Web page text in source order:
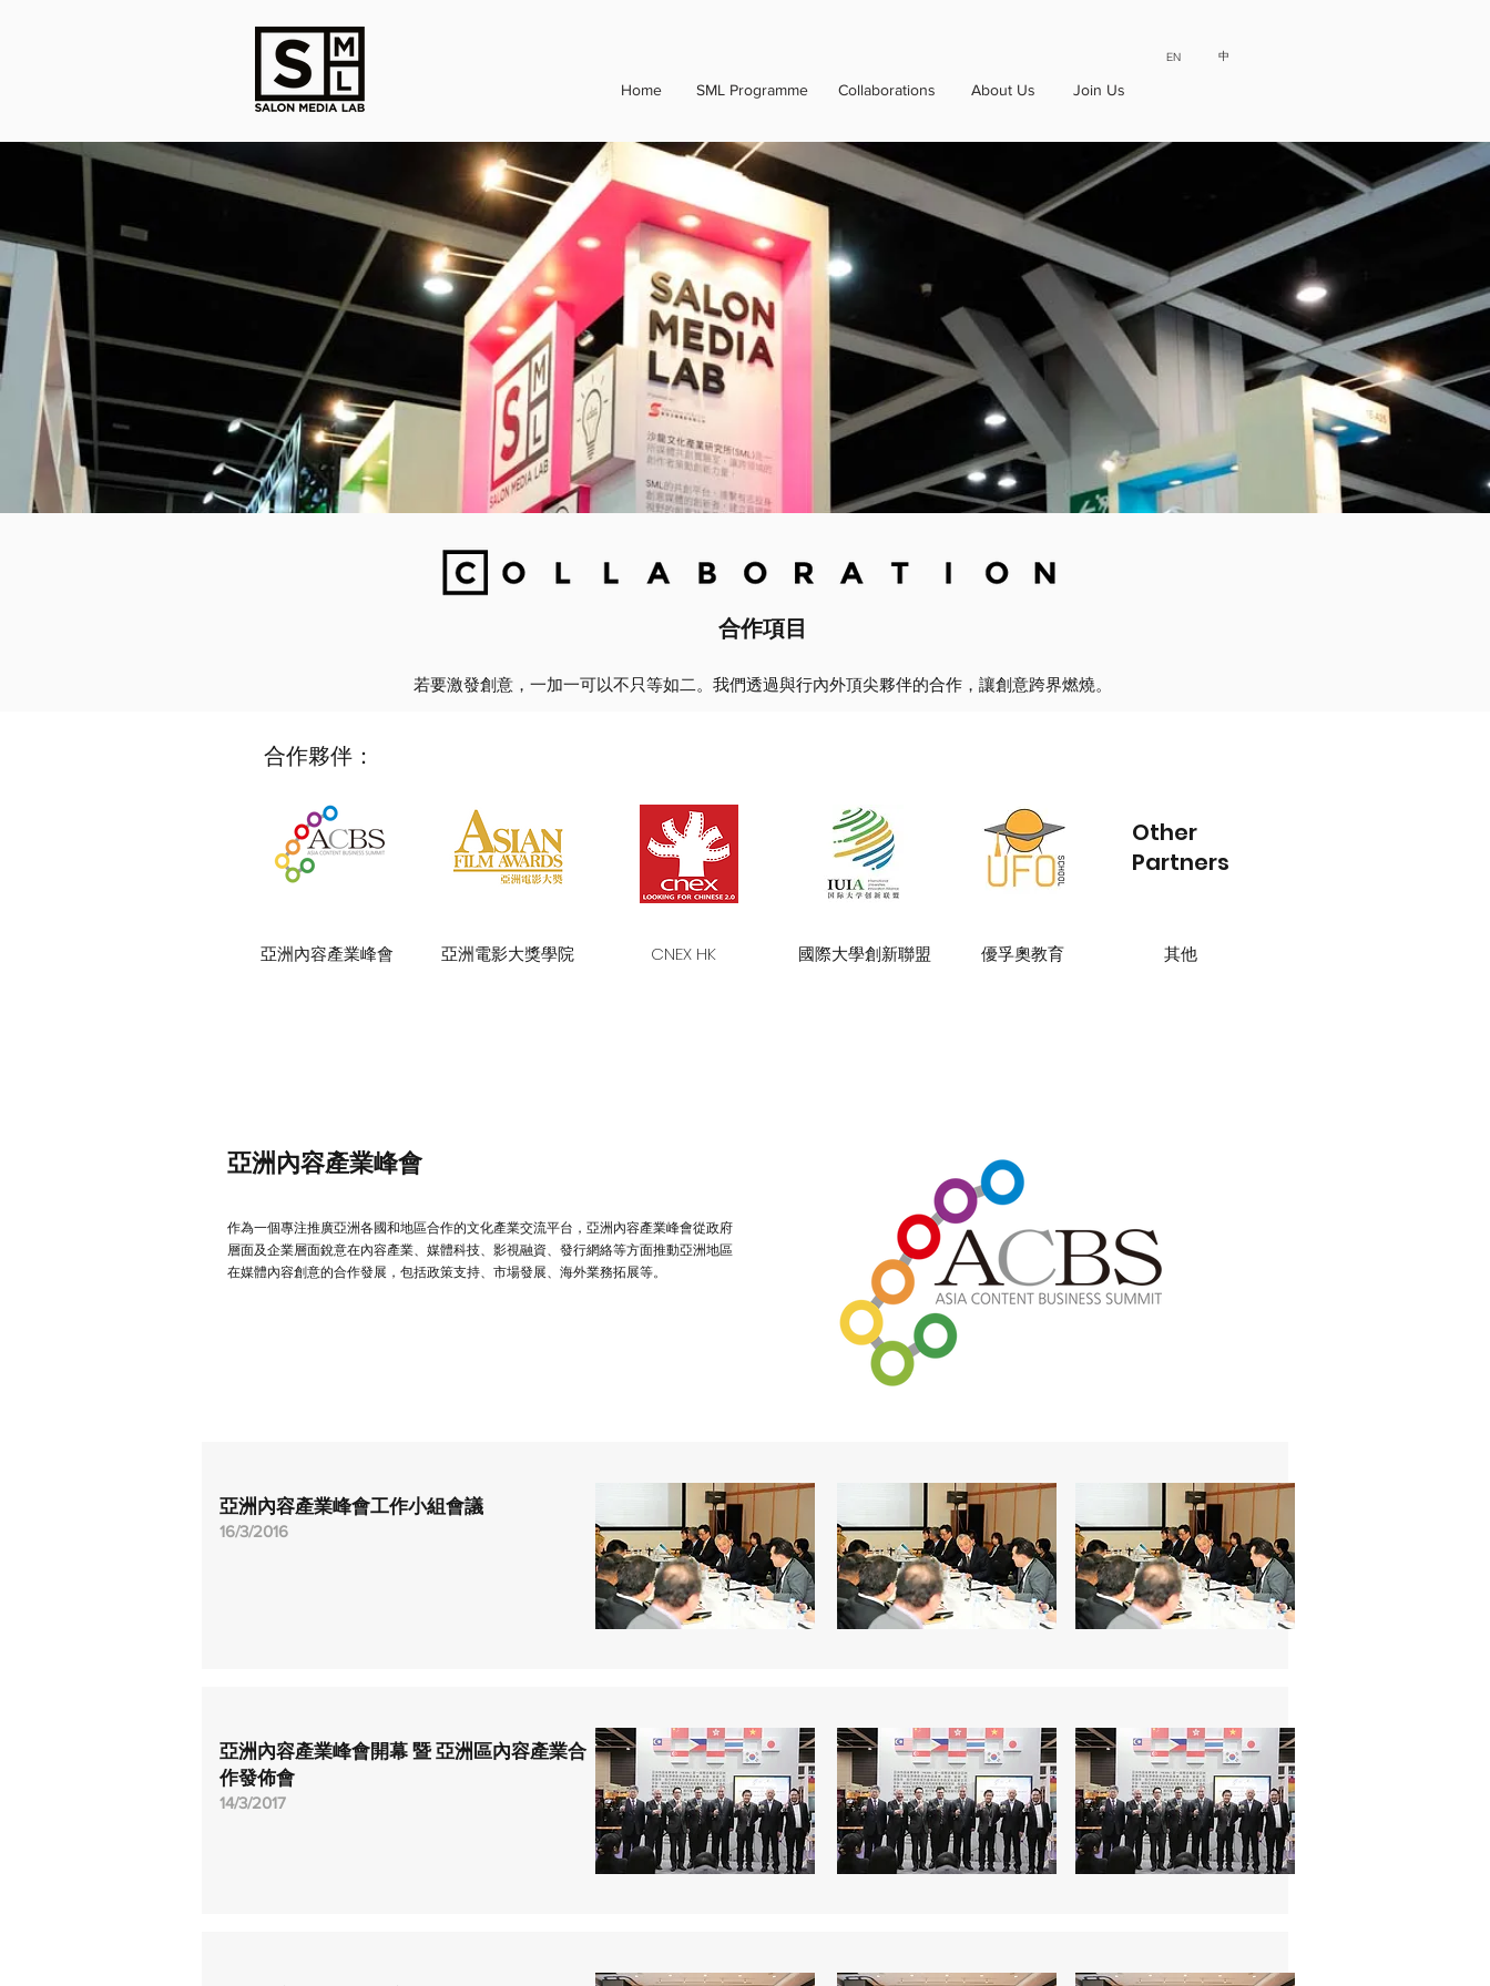
Home SML Programme Collaborations About Us Join Us
EN 中
合作項目
若要激發創意，一加一可以不只等如二。我們透過與行內外頂尖夥伴的合作，讓創意跨界燃燒。
合作夥伴：
Other
Partners
亞洲內容產業峰會 亞洲電影大獎學院 CNEX HK 國際大學創新聯盟 優孚奧教育 其他
亞洲內容產業峰會
作為一個專注推廣亞洲各國和地區合作的文化產業交流平台，亞洲內容產業峰會從政府
層面及企業層面銳意在內容產業、媒體科技、影視融資、發行網絡等方面推動亞洲地區
在媒體內容創意的合作發展，包括政策支持、市場發展、海外業務拓展等。
亞洲內容產業峰會工作小組會議
16/3/2016
亞洲內容產業峰會開幕 暨 亞洲區內容產業合
作發佈會
14/3/2017